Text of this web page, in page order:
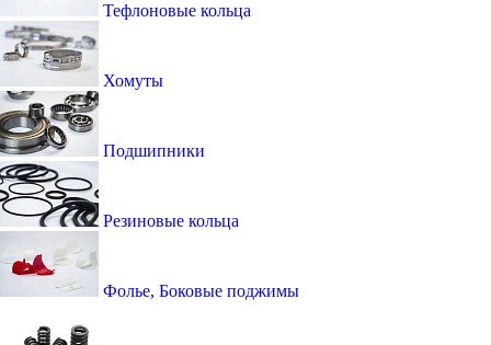
Тефлоновые кольца
Хомуты
Подшипники
Резиновые кольца
Фолье, Боковые поджимы